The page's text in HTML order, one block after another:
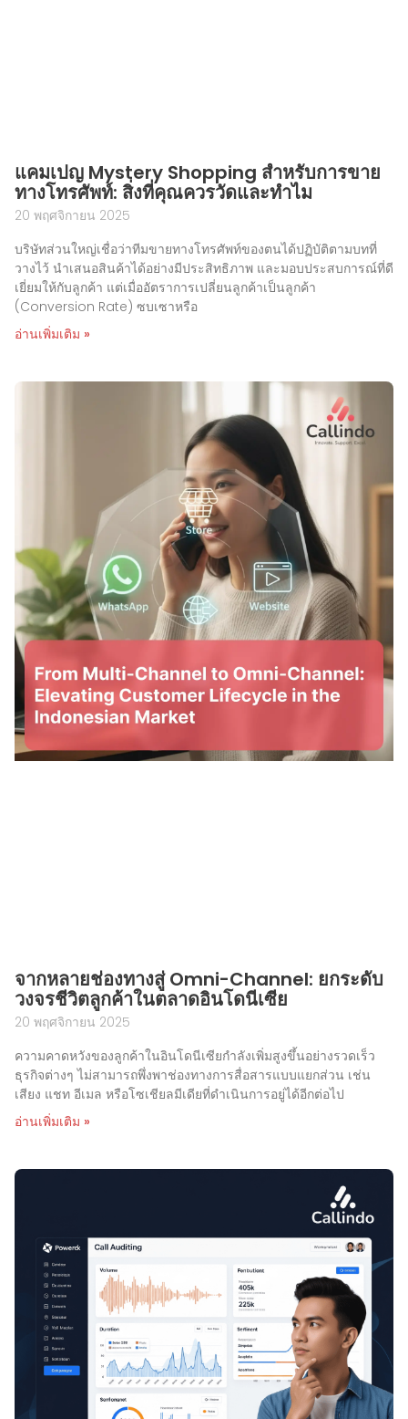
แคมเปญ Mystery Shopping สำหรับการขาย
ทางโทรศัพท์: สิ่งที่คุณควรวัดและทำไม
20 พฤศจิกายน 2025
บริษัทส่วนใหญ่เชื่อว่าทีมขายทางโทรศัพท์ของตนได้ปฏิบัติตามบทที่
วางไว้ นำเสนอสินค้าได้อย่างมีประสิทธิภาพ และมอบประสบการณ์ที่ดี
เยี่ยมให้กับลูกค้า แต่เมื่ออัตราการเปลี่ยนลูกค้าเป็นลูกค้า
(Conversion Rate) ซบเซาหรือ
อ่านเพิ่มเติม »
จากหลายช่องทางสู่ Omni-Channel: ยกระดับ
วงจรชีวิตลูกค้าในตลาดอินโดนีเซีย
20 พฤศจิกายน 2025
ความคาดหวังของลูกค้าในอินโดนีเซียกำลังเพิ่มสูงขึ้นอย่างรวดเร็ว
ธุรกิจต่างๆ ไม่สามารถพึ่งพาช่องทางการสื่อสารแบบแยกส่วน เช่น
เสียง แชท อีเมล หรือโซเชียลมีเดียที่ดำเนินการอยู่ได้อีกต่อไป
อ่านเพิ่มเติม »